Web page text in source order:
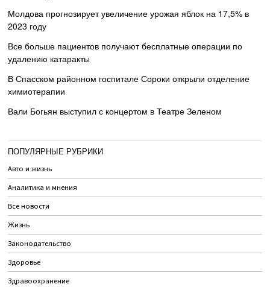
Молдова прогнозирует увеличение урожая яблок на 17,5% в
2023 году
Все больше пациентов получают бесплатные операции по
удалению катаракты
В Спасском районном госпитале Сороки открыли отделение
химиотерапии
Вали Богьян выступил с концертом в Театре Зеленом
ПОПУЛЯРНЫЕ РУБРИКИ
Авто и жизнь
Аналитика и мнения
Все новости
Жизнь
Законодательство
Здоровье
Здравоохранение